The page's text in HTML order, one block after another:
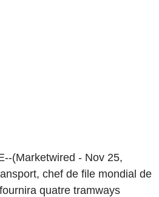
(Marketwired - Nov 25,
chef de file mondial de
quatre tramways